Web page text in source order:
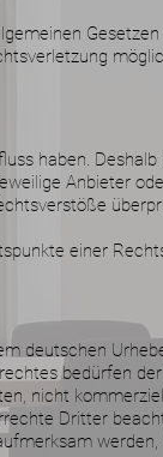
haben.
Anbieter
einer
deutschen
bedürfen
nicht
Dritter